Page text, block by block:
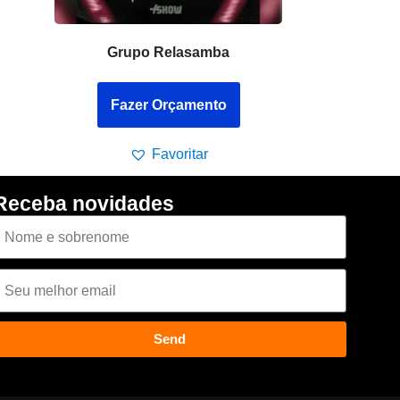
Grupo Relasamba
Fazer Orçamento
Favoritar
novidades
Send